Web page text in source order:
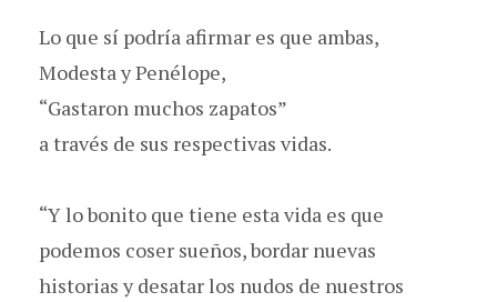
Lo que sí podría afirmar es que ambas,
Modesta y Penélope,
“Gastaron muchos zapatos”
a través de sus respectivas vidas.
“Y lo bonito que tiene esta vida es que
podemos coser sueños, bordar nuevas
historias y desatar los nudos de nuestros